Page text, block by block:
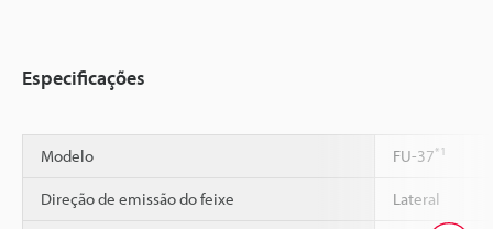
Especificações
Modelo FU-37*1
Direção de emissão do feixe Lateral